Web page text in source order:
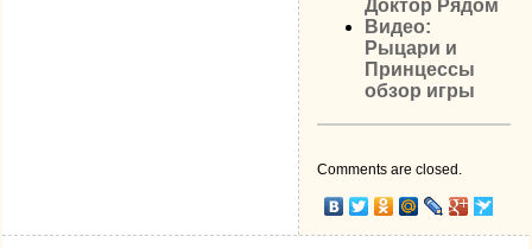
Доктор Рядом
Видео:
Рыцари и
Принцессы
обзор игры
Comments are closed.